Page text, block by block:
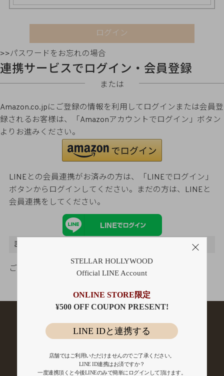
ログイン
>>パスワードをお忘れの場合
連携サービスでログイン・会員登録
または
Amazon.co.jpにご登録の情報を利用してログインまたは会員登
録されるお客様は、「Amazonアカウントでログイン」ボタン
よりお進みください。
LINEとの会員連携がお済みの方は、「LINEでログイン」
ボタンからログインしてください。まだの方は、
LINEと
会員連携をしてください。
まだご登録がお済みでないお客様
ご購入金額の3％をポイント還元
STELLAR HOLLYWOOD
Official LINE Account
ONLINE STORE限定
¥500 OFF COUPON PRESENT!
LINE IDと連携する
店舗ではご利用いただけませんのでご了承ください。
LINE ID連携はお済ですか？
一度連携頂くと今後LINEのみで簡単にログインして頂けます。